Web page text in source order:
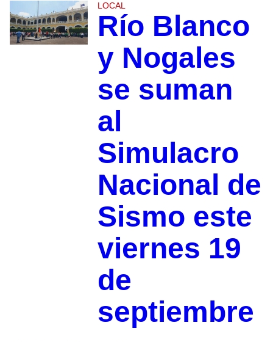
LOCAL
Río Blanco
y Nogales
se suman
al
Simulacro
Nacional de
Sismo este
viernes 19
de
septiembre